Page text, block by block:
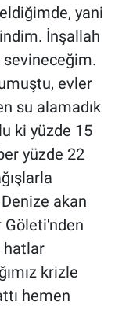
yani
İnşallah
evler
su alamadık
ki yüzde 15
yüzde 22
akan
Göleti'nden
hatlar
krizle
hemen